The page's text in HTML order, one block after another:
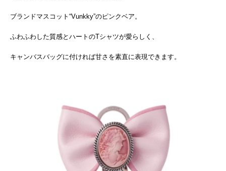
ブランドマスコット“Vunkky”のピンクベア。
ふわふわした質感とハートのTシャツが愛らしく、
キャンバスバッグに付ければ甘さを素直に表現できます。